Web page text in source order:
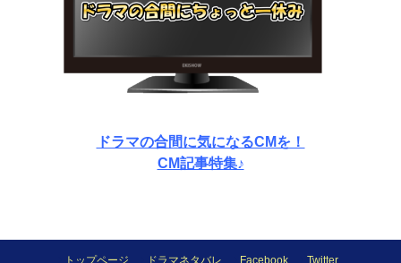
ドラマの合間に気になるCMを！
CM記事特集♪
トップページ ドラマネタバレ Facebook Twitter